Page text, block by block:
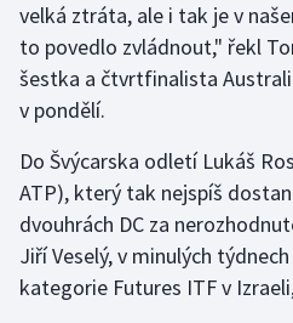
Golf
Gymnastika
Házená
Jezdectví
Judo
velká ztráta, ale i tak je v
to povedlo zvládnout," řekl
šestka a čtvrtfinalista
v pondělí.
Do Švýcarska odletí Lukáš
ATP), který tak nejspíš
dvouhrách DC za
Jiří Veselý, v minulých
kategorie Futures ITF v